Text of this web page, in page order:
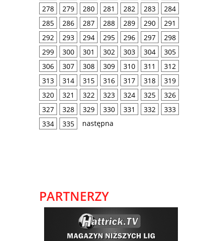
278
279 280 281 282 283
284
285
286 287 288 289 290
291
292
293 294 295 296 297
298
299
300 301 302 303 304
305
306
307 308 309 310 311
312
313
314 315 316 317 318
319
320
321 322 323 324 325
326
327
328 329 330 331 332
333
334
335 następna
PARTNERZY